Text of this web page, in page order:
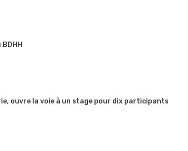
ouvre la voie à un stage pour dix participants